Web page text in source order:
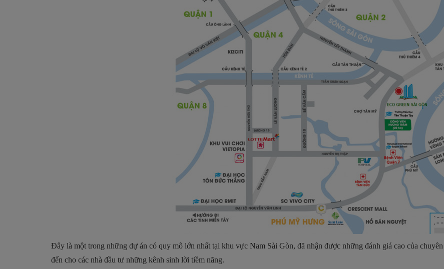
Đây là một trong những dự án có quy mô lớn nhất tại khu vực Nam Sài Gòn, đã nhận được những đánh giá cao của
đến cho các nhà đầu tư những kênh sinh lời tiềm năng.